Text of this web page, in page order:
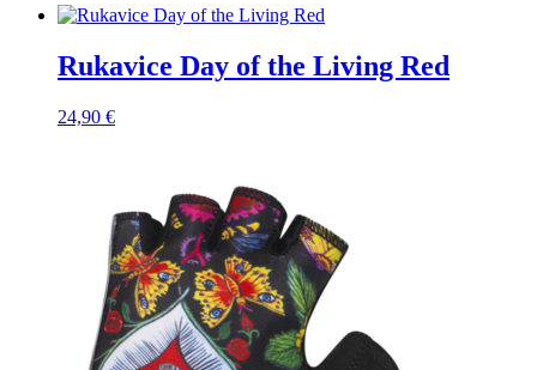
Rukavice Day of the Living Red
24,90 €